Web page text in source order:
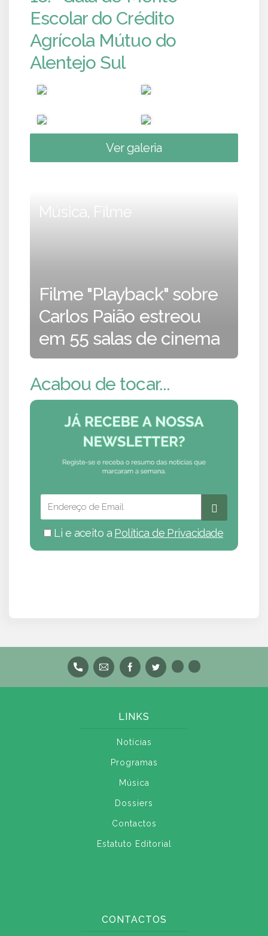
Escolar do Crédito
Agrícola Mútuo do
Alentejo Sul
Ver galeria
Música, Filme
Filme "Playback" sobre
Carlos Paião estreou
em 55 salas de cinema
Acabou de tocar...
Li e aceito a Política de Privacidade
LINKS
Notícias
Programas
Música
Dossiers
Contactos
Estatuto Editorial
CONTACTOS